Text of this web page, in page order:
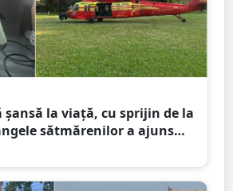
șansă la viață, cu sprijin de la
sătmărenilor a ajuns
contra cronometru pentru
hepatic